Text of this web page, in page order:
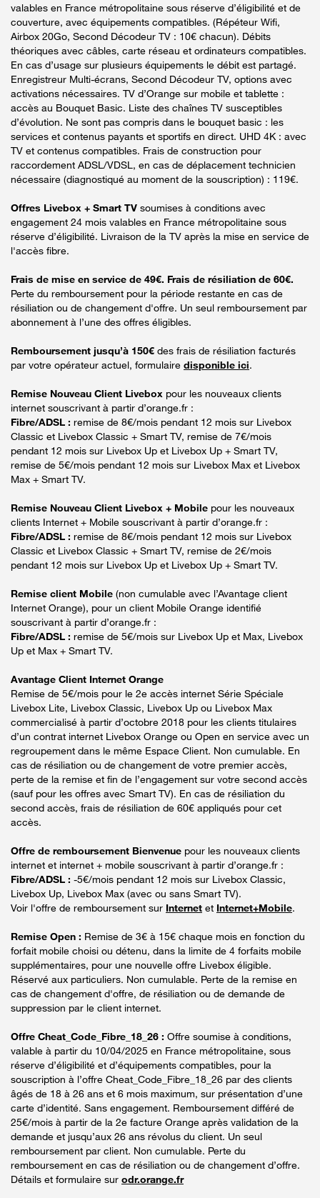
valables en France métropolitaine sous réserve d’éligibilité et de
couverture, avec équipements compatibles. (Répéteur Wifi,
Airbox 20Go, Second Décodeur TV : 10€ chacun). Débits
théoriques avec câbles, carte réseau et ordinateurs compatibles.
En cas d’usage sur plusieurs équipements le débit est partagé.
Enregistreur Multi-écrans, Second Décodeur TV, options avec
activations nécessaires. TV d’Orange sur mobile et tablette :
accès au Bouquet Basic. Liste des chaînes TV susceptibles
d’évolution. Ne sont pas compris dans le bouquet basic : les
services et contenus payants et sportifs en direct. UHD 4K : avec
TV et contenus compatibles. Frais de construction pour
raccordement ADSL/VDSL, en cas de déplacement technicien
nécessaire (diagnostiqué au moment de la souscription) : 119€.
Offres Livebox + Smart TV soumises à conditions avec
engagement 24 mois valables en France métropolitaine sous
réserve d’éligibilité. Livraison de la TV après la mise en service de
l'accès fibre.
Frais de mise en service de 49€. Frais de résiliation de 60€.
Perte du remboursement pour la période restante en cas de
résiliation ou de changement d'offre. Un seul remboursement par
abonnement à l’une des offres éligibles.
Remboursement jusqu’à 150€ des frais de résiliation facturés
par votre opérateur actuel, formulaire disponible ici.
Remise Nouveau Client Livebox pour les nouveaux clients
internet souscrivant à partir d’orange.fr :
Fibre/ADSL : remise de 8€/mois pendant 12 mois sur Livebox
Classic et Livebox Classic + Smart TV, remise de 7€/mois
pendant 12 mois sur Livebox Up et Livebox Up + Smart TV,
remise de 5€/mois pendant 12 mois sur Livebox Max et Livebox
Max + Smart TV.
Remise Nouveau Client Livebox + Mobile pour les nouveaux
clients Internet + Mobile souscrivant à partir d’orange.fr :
Fibre/ADSL : remise de 8€/mois pendant 12 mois sur Livebox
Classic et Livebox Classic + Smart TV, remise de 2€/mois
pendant 12 mois sur Livebox Up et Livebox Up + Smart TV.
Remise client Mobile (non cumulable avec l’Avantage client
Internet Orange), pour un client Mobile Orange identifié
souscrivant à partir d’orange.fr :
Fibre/ADSL : remise de 5€/mois sur Livebox Up et Max, Livebox
Up et Max + Smart TV.
Avantage Client Internet Orange
Remise de 5€/mois pour le 2e accès internet Série Spéciale
Livebox Lite, Livebox Classic, Livebox Up ou Livebox Max
commercialisé à partir d’octobre 2018 pour les clients titulaires
d’un contrat internet Livebox Orange ou Open en service avec un
regroupement dans le même Espace Client. Non cumulable. En
cas de résiliation ou de changement de votre premier accès,
perte de la remise et fin de l’engagement sur votre second accès
(sauf pour les offres avec Smart TV). En cas de résiliation du
second accès, frais de résiliation de 60€ appliqués pour cet
accès.
Offre de remboursement Bienvenue pour les nouveaux clients
internet et internet + mobile souscrivant à partir d’orange.fr :
Fibre/ADSL : -5€/mois pendant 12 mois sur Livebox Classic,
Livebox Up, Livebox Max (avec ou sans Smart TV).
Voir l'offre de remboursement sur Internet et Internet+Mobile.
Remise Open : Remise de 3€ à 15€ chaque mois en fonction du
forfait mobile choisi ou détenu, dans la limite de 4 forfaits mobile
supplémentaires, pour une nouvelle offre Livebox éligible.
Réservé aux particuliers. Non cumulable. Perte de la remise en
cas de changement d'offre, de résiliation ou de demande de
suppression par le client internet.
Offre Cheat_Code_Fibre_18_26 : Offre soumise à conditions,
valable à partir du 10/04/2025 en France métropolitaine, sous
réserve d’éligibilité et d’équipements compatibles, pour la
souscription à l’offre Cheat_Code_Fibre_18_26 par des clients
âgés de 18 à 26 ans et 6 mois maximum, sur présentation d’une
carte d’identité. Sans engagement. Remboursement différé de
25€/mois à partir de la 2e facture Orange après validation de la
demande et jusqu’aux 26 ans révolus du client. Un seul
remboursement par client. Non cumulable. Perte du
remboursement en cas de résiliation ou de changement d’offre.
Détails et formulaire sur odr.orange.fr